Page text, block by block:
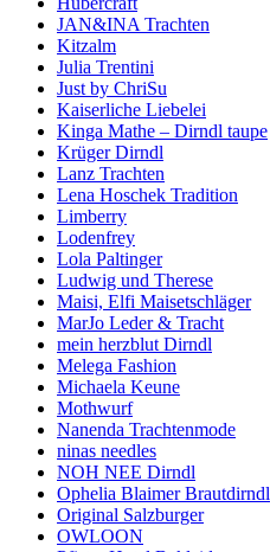
JAN&INA Trachten
Kitzalm
Julia Trentini
Just by ChriSu
Kaiserliche Liebelei
Kinga Mathe – Dirndl taupe
Krüger Dirndl
Lanz Trachten
Lena Hoschek Tradition
Limberry
Lodenfrey
Lola Paltinger
Ludwig und Therese
Maisi, Elfi Maisetschläger
MarJo Leder & Tracht
mein herzblut Dirndl
Melega Fashion
Michaela Keune
Mothwurf
Nanenda Trachtenmode
ninas needles
NOH NEE Dirndl
Ophelia Blaimer Brautdirndl
Original Salzburger
OWLOON